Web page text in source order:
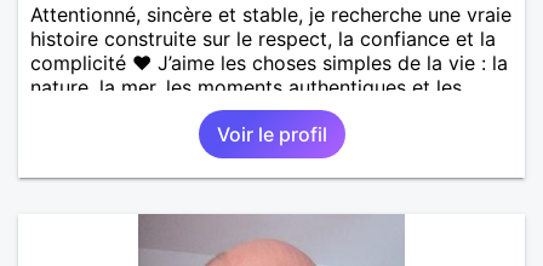
Attentionné, sincère et stable, je recherche une vraie
histoire construite sur le respect, la confiance et la
complicité ❤️ J’aime les choses simples de la vie : la
nature, la mer, les moments authentiques et les
personnes au grand cœur 🌊🌿 Très câlin et
affectueux, j’adore les petits moments de tendresse
et les calinous réguliers 😊❤️ La solitude finit parfois
par peser, alors si tu es en Nouvelle-Calédonie et
Voir le profil